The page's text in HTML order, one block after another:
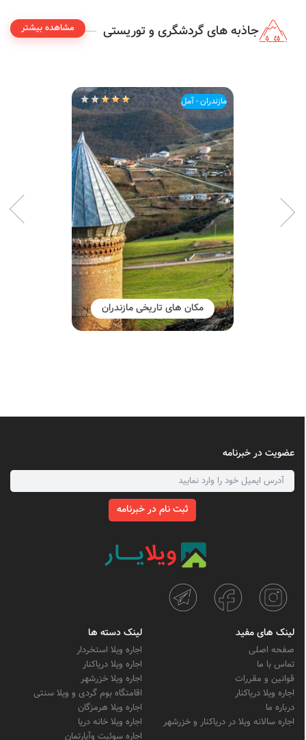
جاذبه های گردشگری و توریستی مشاهده بیشتر
مازندران - آمل
مکان های تاریخی مازندران
عضویت در خبرنامه
ثبت نام در خبرنامه
لینک های مفید
صفحه اصلی
تماس با ما
قوانین و مقررات
اجاره ویلا دریاکنار
درباره ما
اجاره سالانه ویلا در دریاکنار و خزرشهر
لینک دسته ها
اجاره ویلا استخردار
اجاره ویلا دریاکنار
اجاره ویلا خزرشهر
اقامتگاه بوم گردی و ویلا سنتی
اجاره ویلا هرمزگان
اجاره ویلا خانه دریا
اجاره سوئیت وآپارتمان